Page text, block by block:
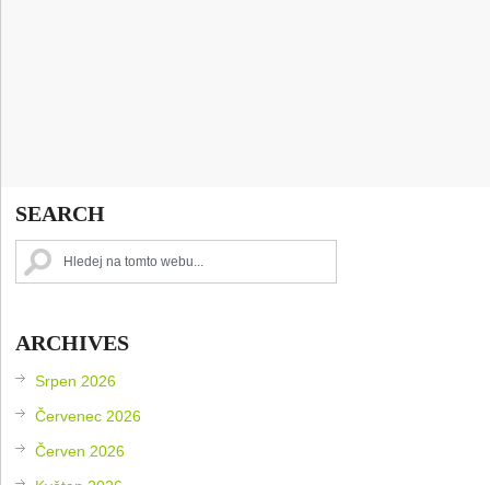
SEARCH
ARCHIVES
Srpen 2026
Červenec 2026
Červen 2026